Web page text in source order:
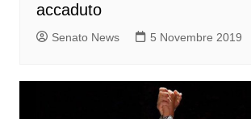
accaduto
Senato News 5 Novembre 2019